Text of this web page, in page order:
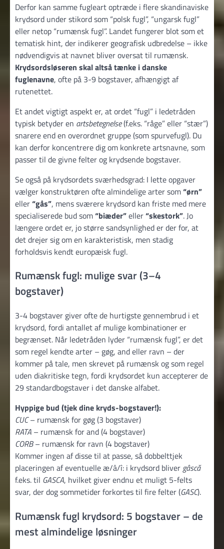
Derfor kan samme fugleart optræde i flere skandinaviske
krydsord under stikord som “polsk fugl”, “ungarsk fugl”
eller netop “rumænsk fugl”. Landet fungerer blot som et
tematisk hint, der indikerer geografisk udbredelse – ikke
nødvendigvis at navnet bliver oversat til rumænsk.
Krydsordsløseren skal altså tænke i danske
fuglenavne, ofte på 3-9 bogstaver, afhængigt af
rutenettet.
Et andet vigtigt aspekt er, at ordet “fugl” i ledetråden
typisk betyder en artsbetegnelse(f.eks. “råge” eller “stær”)
snarere end en overordnet gruppe (som spurvefugl). Du
kan derfor koncentrere dig om konkrete artsnavne, som
passer til de givne felter og krydsende bogstaver.
Se også på krydsordets sværhedsgrad: I lette opgaver
vælger konstruktøren ofte almindelige arter som“ørn”
eller“gås”, mens sværere krydsord kan friste med mere
specialiserede bud som“biæder”eller“skestork”. Jo
længere ordet er, jo større sandsynlighed er der for, at
det drejer sig om en karakteristisk, men stadig
forholdsvis kendt europæisk fugl.
Rumænsk fugl: mulige svar (3–4
bogstaver)
3-4 bogstaver giver ofte de hurtigste gennembrud i et
krydsord, fordi antallet af mulige kombinationer er
begrænset. Når ledetråden lyder “rumænsk fugl”, er det
som regel kendte arter – gøg, and eller ravn – der
kommer på tale, men skrevet på rumænsk og som regel
uden diakritiske tegn, fordi krydsordet kun accepterer de
29 standardbogstaver i det danske alfabet.
Hyppige bud (tjek dine kryds-bogstaver!):
CUC– rumænsk for gøg (3 bogstaver)
RATA – rumænsk for and (4 bogstaver)
CORB– rumænsk for ravn (4 bogstaver)
Kommer ingen af disse til at passe, så dobbelttjek
placeringen af eventuelle æ/â/î: i krydsord blivergâscă
f.eks. til GASCA, hvilket giver endnu et muligt 5-felts
svar, der dog sommetider forkortes til fire felter (GASC).
Rumænsk fugl krydsord: 5 bogstaver – de
mest almindelige løsninger